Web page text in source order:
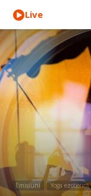
Live
Emisiuni Yoga